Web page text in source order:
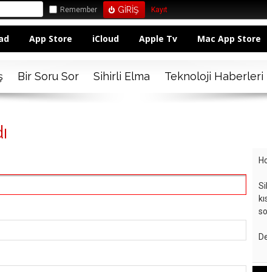
Remember Kayıt
App Store iCloud Apple Tv Mac App Store
Bir Soru Sor Sihirli Elma Teknoloji Haberleri